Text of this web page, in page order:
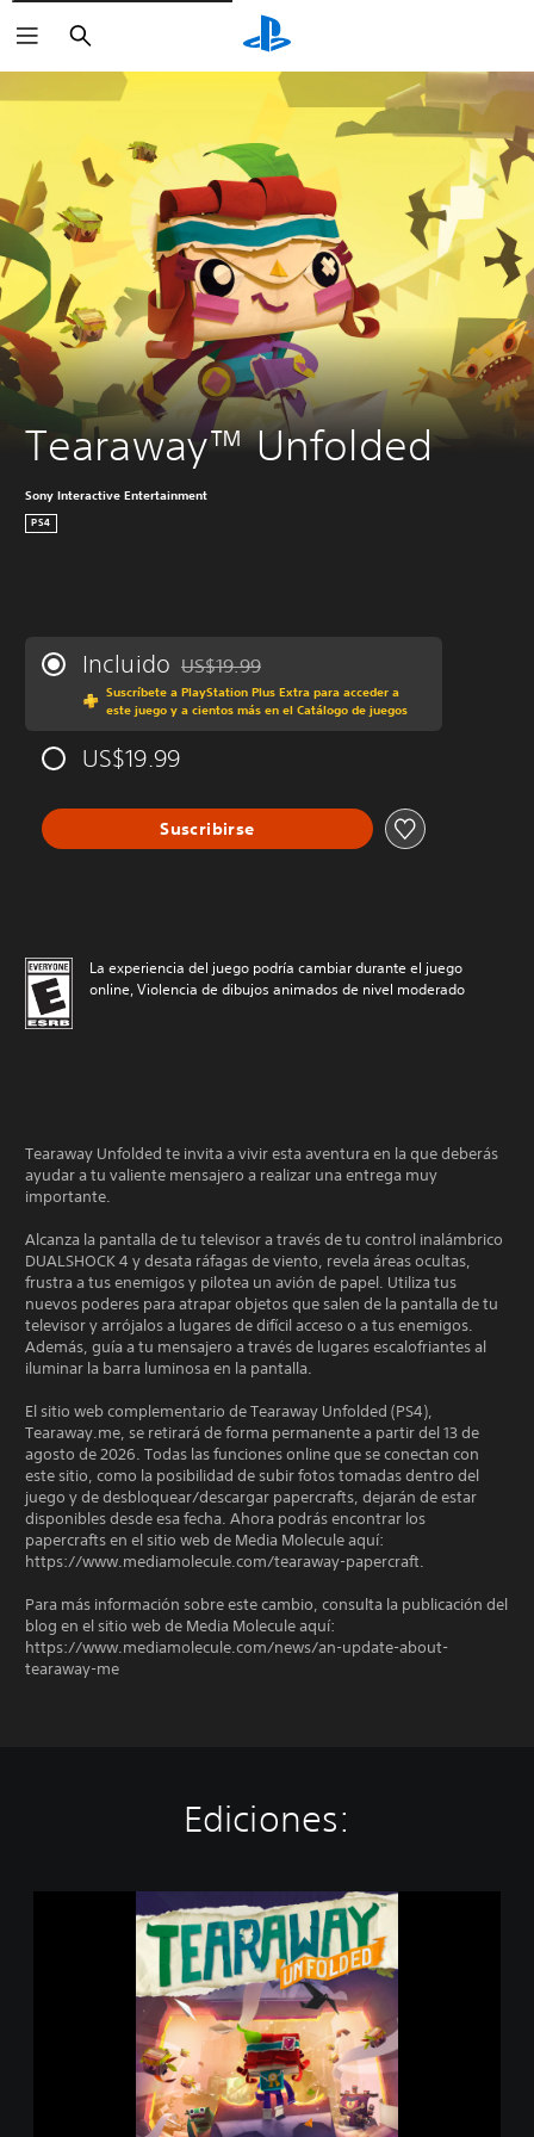
Buscar
Tearaway™ Unfolded
Sony Interactive Entertainment
PS4
Incluido Rebajado del precio original de US$19.99
US$19.99
Suscríbete a PlayStation Plus Extra para acceder a
este juego y a cientos más en el Catálogo de juegos
US$19.99
Suscribirse
La experiencia del juego podría cambiar durante el juego
online, Violencia de dibujos animados de nivel moderado
Tearaway Unfolded te invita a vivir esta aventura en la que deberás
ayudar a tu valiente mensajero a realizar una entrega muy
importante.
Alcanza la pantalla de tu televisor a través de tu control inalámbrico
DUALSHOCK 4 y desata ráfagas de viento, revela áreas ocultas,
frustra a tus enemigos y pilotea un avión de papel. Utiliza tus
nuevos poderes para atrapar objetos que salen de la pantalla de tu
televisor y arrójalos a lugares de difícil acceso o a tus enemigos.
Además, guía a tu mensajero a través de lugares escalofriantes al
iluminar la barra luminosa en la pantalla.
El sitio web complementario de Tearaway Unfolded (PS4),
Tearaway.me, se retirará de forma permanente a partir del 13 de
agosto de 2026. Todas las funciones online que se conectan con
este sitio, como la posibilidad de subir fotos tomadas dentro del
juego y de desbloquear/descargar papercrafts, dejarán de estar
disponibles desde esa fecha. Ahora podrás encontrar los
papercrafts en el sitio web de Media Molecule aquí:
https://www.mediamolecule.com/tearaway-papercraft.
Para más información sobre este cambio, consulta la publicación del
blog en el sitio web de Media Molecule aquí:
https://www.mediamolecule.com/news/an-update-about-
tearaway-me
Ediciones: